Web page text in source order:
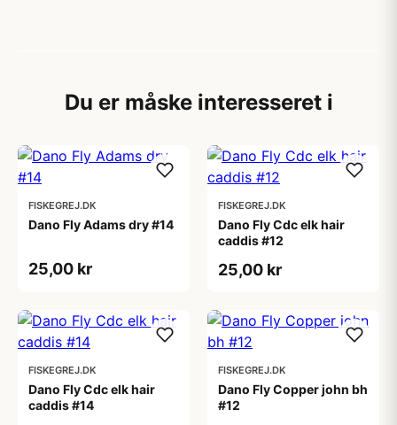
Du er måske interesseret i
FISKEGREJ.DK
Dano Fly Adams dry #14
25,00 kr
FISKEGREJ.DK
Dano Fly Cdc elk hair
caddis #12
25,00 kr
FISKEGREJ.DK
Dano Fly Cdc elk hair
caddis #14
FISKEGREJ.DK
Dano Fly Copper john bh
#12